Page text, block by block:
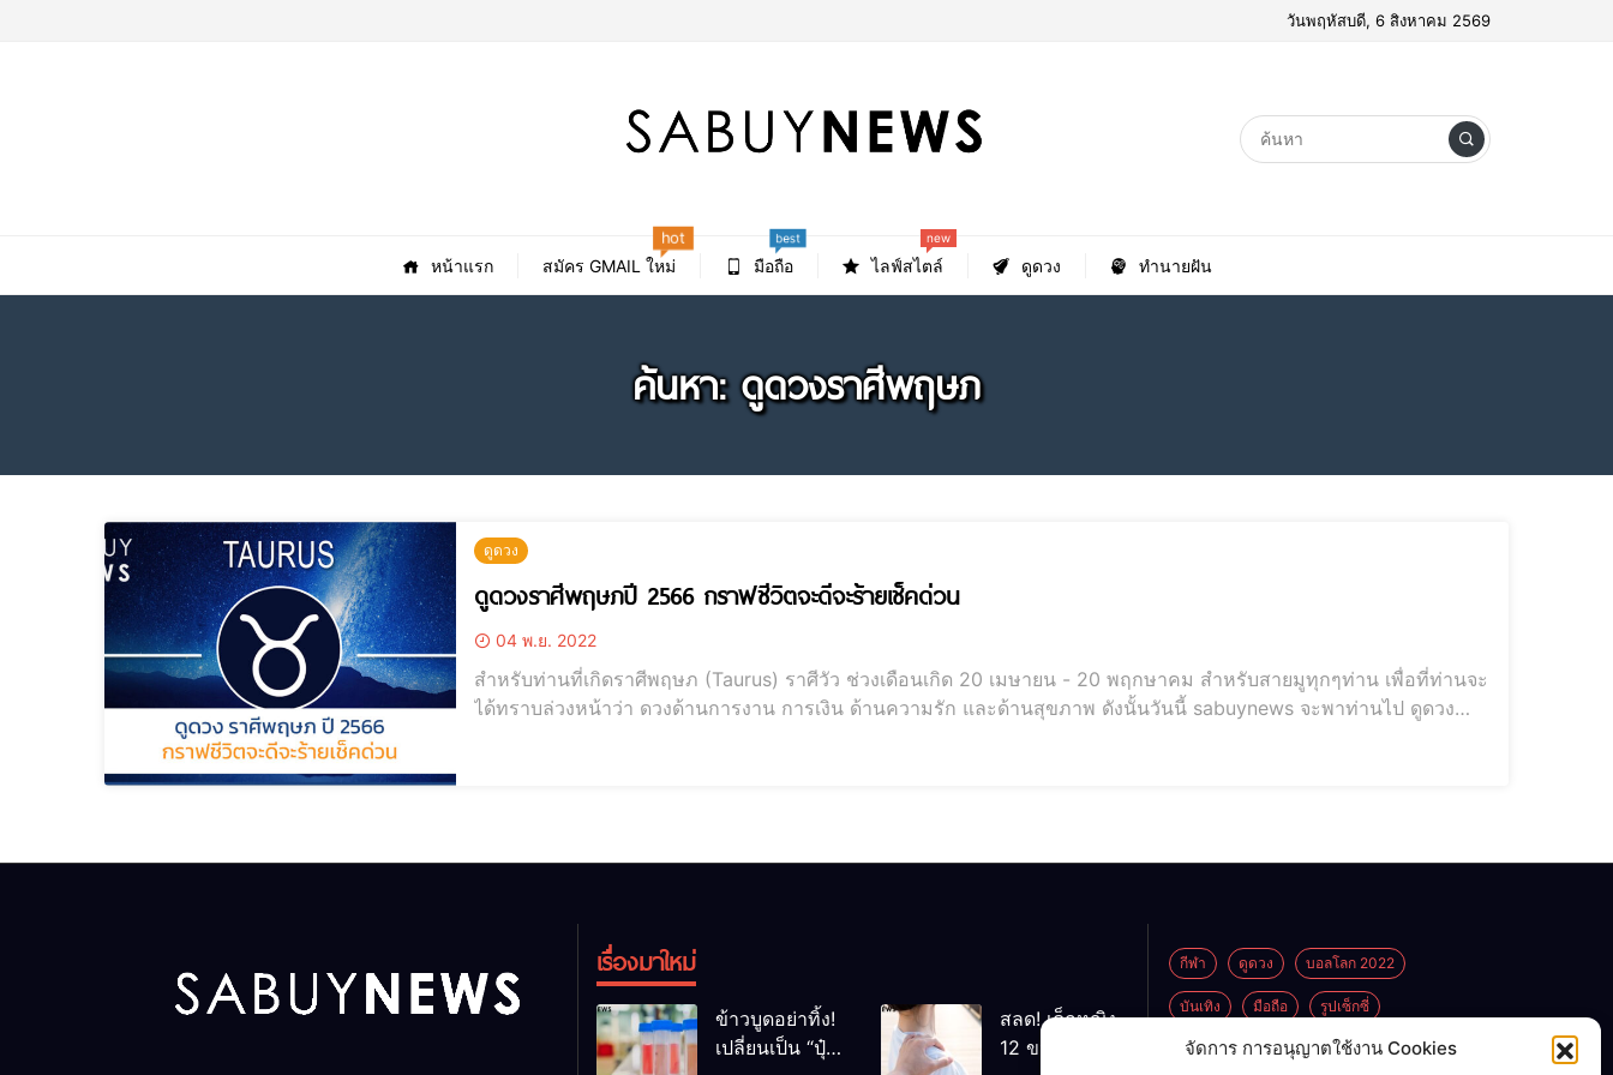
จัดการ การอนุญาตใช้งาน Cookies
วันพฤหัสบดี, 6 สิงหาคม 2569
หน้าแรก สมัคร GMAIL ใหม่
hot
มือถือ
best
ไลฟ์สไตล์
new
ดูดวง ทำนายฝัน
ค้นหา: ดูดวงราศีพฤษภ
ดูดวง
ดูดวงราศีพฤษภปี 2566 กราฟชีวิตจะดีจะร้ายเช็คด่วน
04 พ.ย. 2022
สำหรับท่านที่เกิดราศีพฤษภ (Taurus) ราศีวัว ช่วงเดือนเกิด 20 เมษายน - 20 พฤกษาคม สำหรับสายมูทุกๆท่าน เพื่อที่ท่านจะ
ได้ทราบล่วงหน้าว่า ดวงด้านการงาน การเงิน ด้านความรัก และด้านสุขภาพ ดังนั้นวันนี้ sabuynews จะพาท่านไป ดูดวง
เรื่องมาใหม่
ข้าวบูดอย่าทิ้ง!
เปลี่ยนเป็น “ปุ๋ย
สลด! เด็กหญิง
12 ขวบ ถูกพ่อ
กีฬา ดูดวง บอลโลก 2022
บันเทิง มือถือ รูปเซ็กซี่
ไลฟ์สไตล์